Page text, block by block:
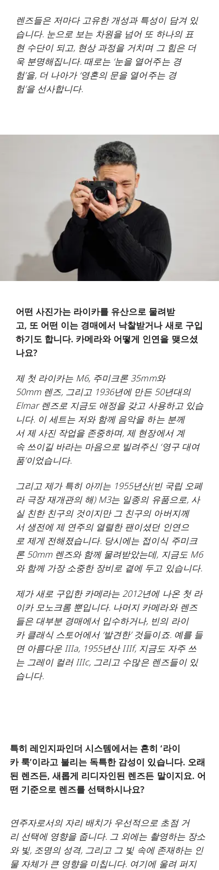
렌즈들은 저마다 고유한 개성과 특성이 담겨 있
습니다. 눈으로 보는 차원을 넘어 또 하나의 표
현 수단이 되고, 현상 과정을 거치며 그 힘은 더
욱 분명해집니다. 때로는 ‘눈을 열어주는 경
험’을, 더 나아가 ‘영혼의 문을 열어주는 경
험’을 선사합니다.
어떤 사진가는 라이카를 유산으로 물려받
고, 또 어떤 이는 경매에서 낙찰받거나 새로 구입
하기도 합니다. 카메라와 어떻게 인연을 맺으셨
나요?
제 첫 라이카는 M6, 주미크론 35mm와
50mm 렌즈, 그리고 1936년에 만든 50년대의
Elmar 렌즈로 지금도 애정을 갖고 사용하고 있습
니다. 이 세트는 저와 함께 음악을 하는 분께
서 제 사진 작업을 존중하며, 제 현장에서 계
속 쓰이길 바라는 마음으로 빌려주신 ‘영구 대여
품’이었습니다.
그리고 제가 특히 아끼는 1955년산(빈 국립 오페
라 극장 재개관의 해) M3는 일종의 유품으로, 사
실 친한 친구의 것이지만 그 친구의 아버지께
서 생전에 제 연주의 열렬한 팬이셨던 인연으
로 제게 전해졌습니다. 당시에는 접이식 주미크
론 50mm 렌즈와 함께 물려받았는데, 지금도 M6
와 함께 가장 소중한 장비로 곁에 두고 있습니다.
제가 새로 구입한 카메라는 2012년에 나온 첫 라
이카 모노크롬 뿐입니다. 나머지 카메라와 렌즈
들은 대부분 경매에서 입수하거나, 빈의 라이
카 클래식 스토어에서 ‘발견한’ 것들이죠. 예를 들
면 아름다운 IIIa, 1955년산 IIIf, 지금도 자주 쓰
는 그레이 컬러 IIIc, 그리고 수많은 렌즈들이 있
습니다.
특히 레인지파인더 시스템에서는 흔히 ‘라이
카 룩’이라고 불리는 독특한 감성이 있습니다. 오래
된 렌즈든, 새롭게 리디자인된 렌즈든 말이지요. 어
떤 기준으로 렌즈를 선택하시나요?
연주자로서의 자리 배치가 우선적으로 초점 거
리 선택에 영향을 줍니다. 그 외에는 촬영하는 장소
와 빛, 조명의 성격, 그리고 그 빛 속에 존재하는 인
물 자체가 큰 영향을 미칩니다. 여기에 울려 퍼지